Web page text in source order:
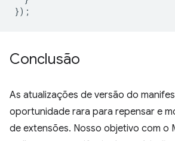
});
Conclusão
As atualizações de versão do
oportunidade rara para repensar e
de extensões. Nosso objetivo com o